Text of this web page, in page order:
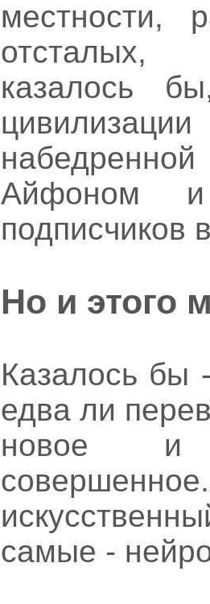
местности,
отсталых,
казалось
Айфоном
подписчиков
Но и этого
Казалось бы
едва ли
новое
самые -